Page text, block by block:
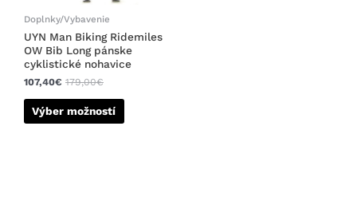
Doplnky/Vybavenie
UYN Man Biking Ridemiles
OW Bib Long pánske
cyklistické nohavice
107,40€ 179,00€
Výber možností
stránke
produktu.